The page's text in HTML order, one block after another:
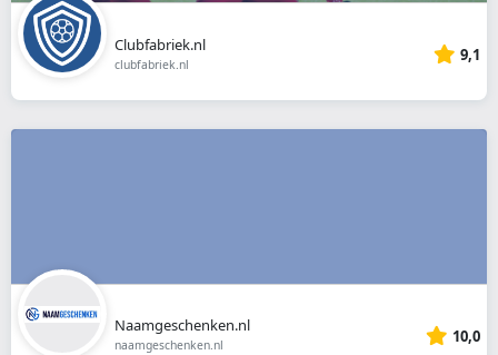
Clubfabriek.nl
clubfabriek.nl 9,1
Naamgeschenken.nl
naamgeschenken.nl 10,0